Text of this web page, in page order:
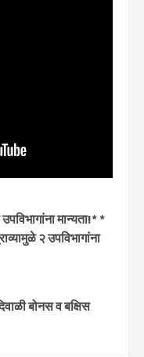
मान्यता!* *
२ उपविभागांना
बोनस व बक्षिस